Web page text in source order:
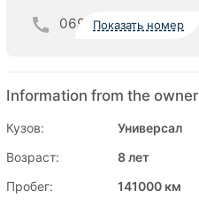
069 Показать номер
Information from the owner
Кузов:
Универсал
Возраст:
8 лет
Пробег:
141000 км